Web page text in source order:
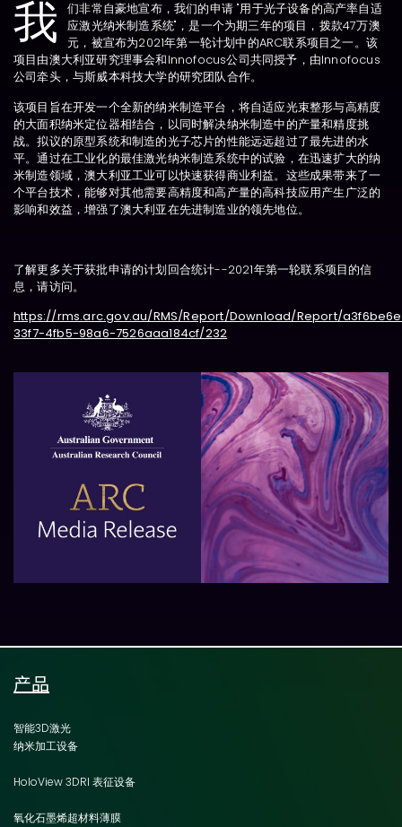
我
们非常自豪地宣布，我们的申请 "用于光子设备的高产率自适
应激光纳米制造系统"，是一个为期三年的项目，拨款47万澳
元，被宣布为2021年第一轮计划中的ARC联系项目之一。该
项目由澳大利亚研究理事会和Innofocus公司共同授予，由Innofocus
公司牵头，与斯威本科技大学的研究团队合作。
该项目旨在开发一个全新的纳米制造平台，将自适应光束整形与高精度
的大面积纳米定位器相结合，以同时解决纳米制造中的产量和精度挑
战。拟议的原型系统和制造的光子芯片的性能远远超过了最先进的水
平。通过在工业化的最佳激光纳米制造系统中的试验，在迅速扩大的纳
米制造领域，澳大利亚工业可以快速获得商业利益。这些成果带来了一
个平台技术，能够对其他需要高精度和高产量的高科技应用产生广泛的
影响和效益，增强了澳大利亚在先进制造业的领先地位。
了解更多关于获批申请的计划回合统计--2021年第一轮联系项目的信
息，请访问。
https://rms.arc.gov.au/RMS/Report/Download/Report/
33f7-4fb5-98a6-7526aaa184cf/232
产品
智能3D激光
纳米加工设备
HoloView 3DRI 表征设备
氧化石墨烯超材料薄膜